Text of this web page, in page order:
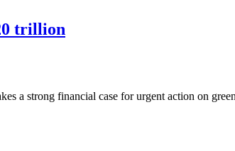
trillion
a strong financial case for urgent action on